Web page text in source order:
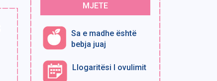
MJETE
Sa e madhe është
bebja juaj
Llogaritësi I ovulimit